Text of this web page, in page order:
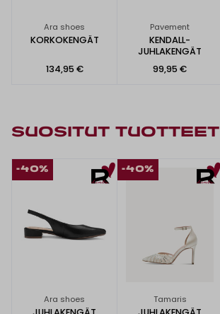
Ara shoes
KORKOKENGÄT
134,95 €
Pavement
KENDALL-
JUHLAKENGÄT
99,95 €
SUOSITUT TUOTTEET
-40%
Ara shoes
-40%
Tamaris